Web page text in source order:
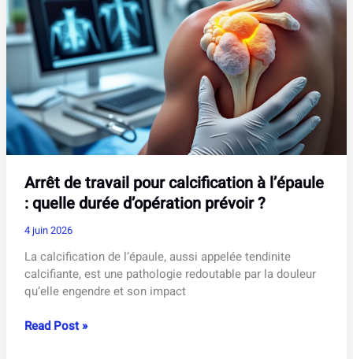
à
votre
espace
numérique
scolaire
?
Arrêt de travail pour calcification à l’épaule
: quelle durée d’opération prévoir ?
4 juin 2026
La calcification de l’épaule, aussi appelée tendinite
calcifiante, est une pathologie redoutable par la douleur
qu’elle engendre et son impact
Arrêt
Read Post »